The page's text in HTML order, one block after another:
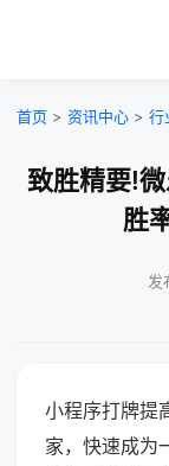
首页 > 资讯中心 > 行
致胜精要!
胜
发
小程序打牌提
家，快速成为